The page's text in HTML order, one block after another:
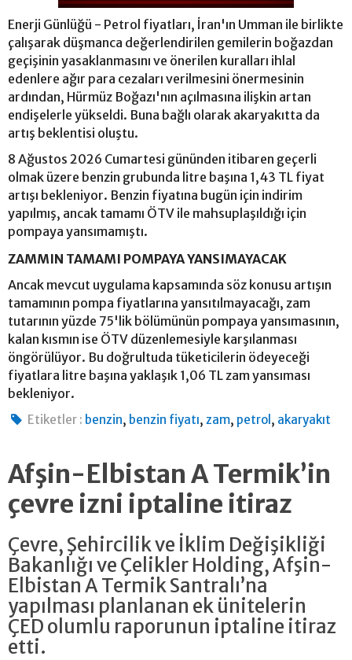
Enerji Günlüğü - Petrol fiyatları, İran'ın Umman ile birlikte
çalışarak düşmanca değerlendirilen gemilerin boğazdan
geçişinin yasaklanmasını ve önerilen kuralları ihlal
edenlere ağır para cezaları verilmesini önermesinin
ardından, Hürmüz Boğazı'nın açılmasına ilişkin artan
endişelerle yükseldi. Buna bağlı olarak akaryakıtta da
artış beklentisi oluştu.
8 Ağustos 2026 Cumartesi gününden itibaren geçerli
olmak üzere benzin grubunda litre başına 1,43 TL fiyat
artışı bekleniyor. Benzin fiyatına bugün için indirim
yapılmış, ancak tamamı ÖTV ile mahsuplaşıldığı için
pompaya yansımamıştı.
ZAMMIN TAMAMI POMPAYA YANSIMAYACAK
Ancak mevcut uygulama kapsamında söz konusu artışın
tamamının pompa fiyatlarına yansıtılmayacağı, zam
tutarının yüzde 75'lik bölümünün pompaya yansımasının,
kalan kısmın ise ÖTV düzenlemesiyle karşılanması
öngörülüyor. Bu doğrultuda tüketicilerin ödeyeceği
fiyatlara litre başına yaklaşık 1,06 TL zam yansıması
bekleniyor.
Etiketler : benzin, benzin fiyatı, zam, petrol , akaryakıt
Afşin-Elbistan A Termik’in
çevre izni iptaline itiraz
Çevre, Şehircilik ve İklim Değişikliği
Bakanlığı ve Çelikler Holding, Afşin-
Elbistan A Termik Santralı’na
yapılması planlanan ek ünitelerin
ÇED olumlu raporunun iptaline itiraz
etti.